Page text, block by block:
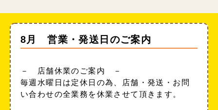
8月 営業・発送日のご案内
－ 店舗休業のご案内 －
毎週水曜日は定休日の為、店舗・発送・お問
い合わせの全業務を休業させて頂きます。